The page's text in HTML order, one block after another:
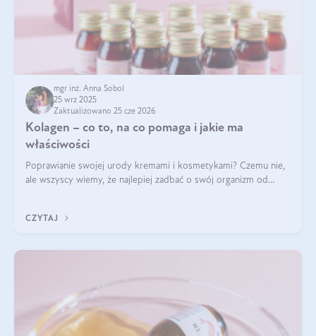
mgr inż. Anna Sobol
25 wrz 2025
Zaktualizowano 25 cze 2026
Kolagen – co to, na co pomaga i jakie ma
właściwości
Poprawianie swojej urody kremami i kosmetykami? Czemu nie,
ale wszyscy wiemy, że najlepiej zadbać o swój organizm od
wysokiej jakości suplem
CZYTAJ